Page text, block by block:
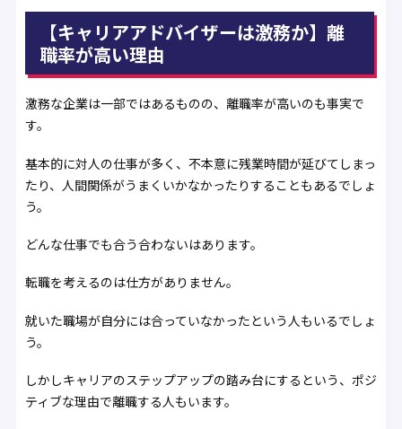
【キャリアアドバイザーは激務か】離
職率が高い理由
激務な企業は一部ではあるものの、離職率が高いのも事実で
す。
基本的に対人の仕事が多く、不本意に残業時間が延びてしまっ
たり、人間関係がうまくいかなかったりすることもあるでしょ
う。
どんな仕事でも合う合わないはあります。
転職を考えるのは仕方がありません。
就いた職場が自分には合っていなかったという人もいるでしょ
う。
しかしキャリアのステップアップの踏み台にするという、ポジ
ティブな理由で離職する人もいます。